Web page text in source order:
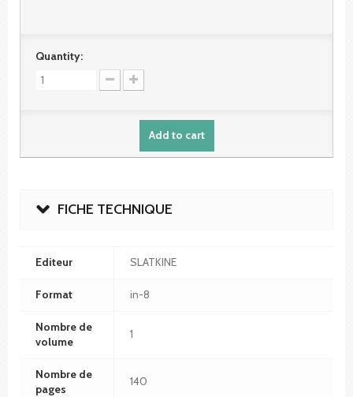
Quantity:
Add to cart
FICHE TECHNIQUE
Editeur SLATKINE
Format in-8
Nombre de
volume
1
Nombre de
pages
140